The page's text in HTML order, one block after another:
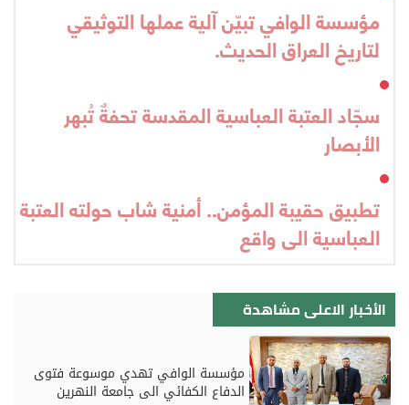
مؤسسة الوافي تبيّن آلية عملها التوثيقي
لتاريخ العراق الحديث.
سجّاد العتبة العباسية المقدسة تحفةٌ تُبهر
الأبصار
تطبيق حقيبة المؤمن.. أمنية شاب حولته العتبة
العباسية الى واقع
الأخبار الاعلى مشاهدة
مؤسسة الوافي تهدي موسوعة فتوى
الدفاع الكفائي الى جامعة النهرين